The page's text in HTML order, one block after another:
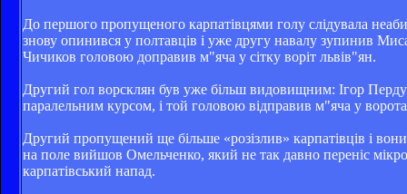
До першого пропущеного карпатівцями голу слідувала
знову опинився у полтавців і уже другу навалу зупинив
Чичиков головою доправив м"яча у сітку воріт львів"ян.
Другий гол ворсклян був уже більш видовищним: Ігор
паралельним курсом, і той головою відправив м"яча у
Другий пропущений ще більше «розізлив» карпатівців і
на поле вийшов Омельченко, який не так давно переніс
карпатівський напад.